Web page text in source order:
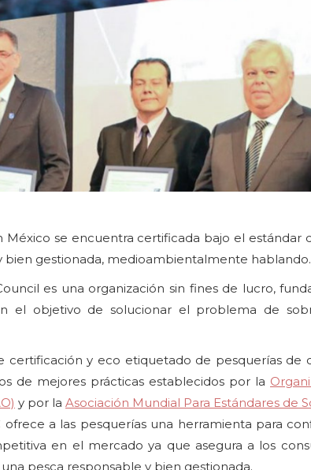
México se encuentra certificada bajo el estándar
bien gestionada, medioambientalmente hablando.
es una organización sin fines de lucro,
el objetivo de solucionar el problema de
certificación y eco etiquetado de pesquerías de
de mejores prácticas establecidos por la
y por la Asociación Mundial Para Estándares de
ofrece a las pesquerías una herramienta para
en el mercado ya que asegura a los
pesca responsable y bien gestionada.